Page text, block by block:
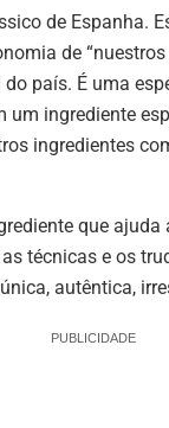
de Espanha.
de
país. É uma
um ingrediente
ingredientes
que ajuda
técnicas e os
autêntica,
PUBLICIDADE